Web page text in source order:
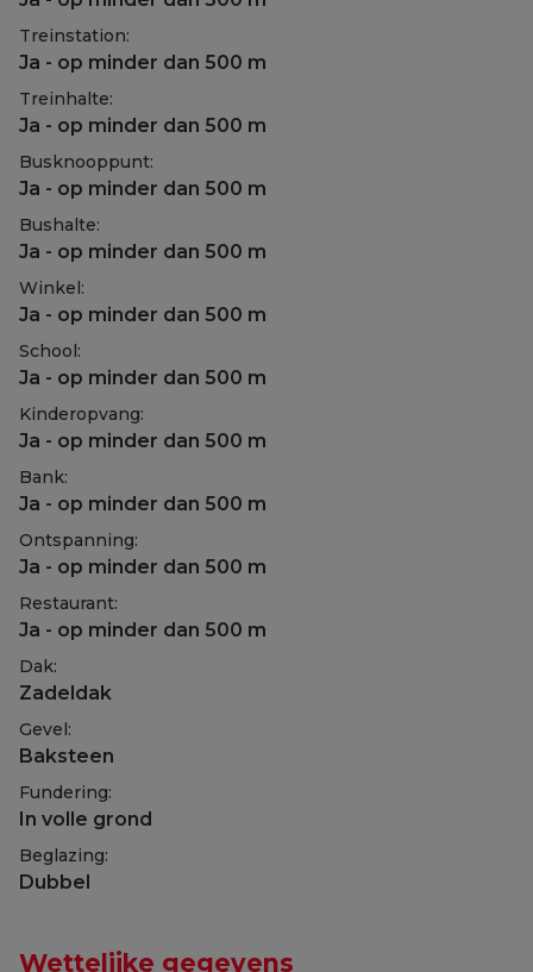
Treinstation:
Ja - op minder dan 500 m
Treinhalte:
Ja - op minder dan 500 m
Busknooppunt:
Ja - op minder dan 500 m
Bushalte:
Ja - op minder dan 500 m
Winkel:
Ja - op minder dan 500 m
School:
Ja - op minder dan 500 m
Kinderopvang:
Ja - op minder dan 500 m
Bank:
Ja - op minder dan 500 m
Ontspanning:
Ja - op minder dan 500 m
Restaurant:
Ja - op minder dan 500 m
Dak:
Zadeldak
Gevel:
Baksteen
Fundering:
In volle grond
Beglazing:
Dubbel
Wettelijke gegevens